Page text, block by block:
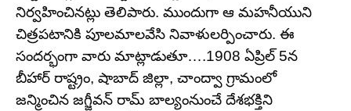
నిర్వహించినట్లు తెలిపారు. ముందుగా ఆ మహనీయుని
చిత్రపటానికి పూలమాలవేసి నివాళులర్పించారు. ఈ
సందర్భంగా వారు మాట్లాడుతూ….1908 ఏప్రిల్ 5న
బీహార్ రాష్ట్రం, షాబాద్ జిల్లా, చాంద్వా గ్రామంలో
జన్మించిన జగ్జీవన్ రామ్ బాల్యంనుంచే దేశభక్తిని